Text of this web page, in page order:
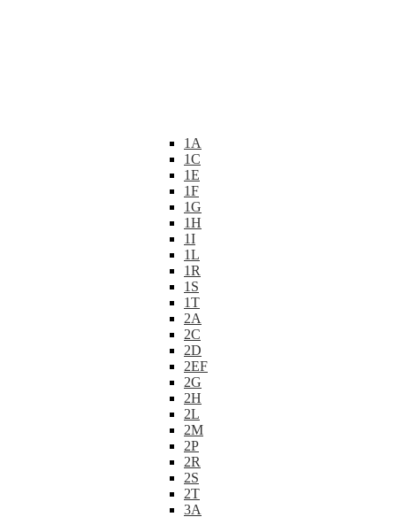
1A
1C
1E
1F
1G
1H
1I
1L
1R
1S
1T
2A
2C
2D
2EF
2G
2H
2L
2M
2P
2R
2S
2T
3A